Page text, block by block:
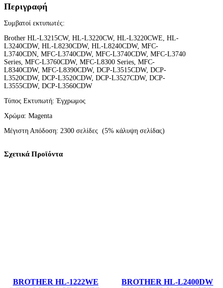
Μ
Β
Τ
Ο
T
O
N
E
R
M
A
G
E
N
A
-
Περιγραφή
Συμβατοί εκτυπωτές:
Brother HL-L3215CW, HL-L3220CW, HL-L3220CWE, HL-
L3240CDW, HL-L8230CDW, HL-L8240CDW, MFC-
L3740CDN, MFC-L3740CDW, MFC-L3740CDW, MFC-L3740
Series, MFC-L3760CDW, MFC-L8300 Series, MFC-
L8340CDW, MFC-L8390CDW, DCP-L3515CDW, DCP-
L3520CDW, DCP-L3520CDW, DCP-L3527CDW, DCP-
L3555CDW, DCP-L3560CDW
Τύπος Εκτυπωτή: Έγχρωμος
Χρώμα: Magenta
Μέγιστη Απόδοση: 2300 σελίδες (5% κάλυψη σελίδας)
Σχετικά Προϊόντα
BROTHER HL-1222WE
BROTHER HL-L2400DW